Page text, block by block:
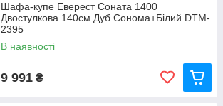
Шафа-купе Еверест Соната 1400
Двостулкова 140см Дуб Сонома+Білий DTM-
2395
В наявності
9 991 ₴